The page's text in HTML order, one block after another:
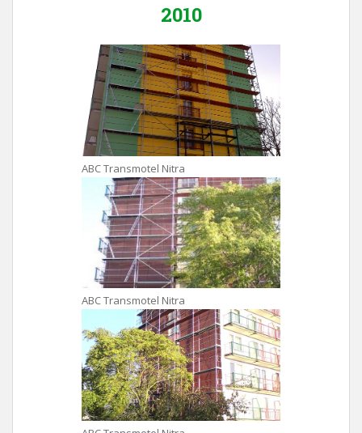
2010
ABC Transmotel Nitra
ABC Transmotel Nitra